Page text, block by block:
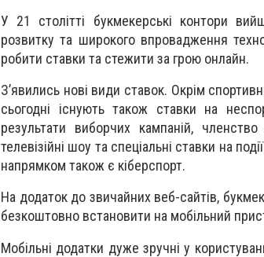
У 21 столітті букмекерські контори
розвитку та широкого впровадження
робити ставки та стежити за грою онлайн.
З’явились нові види ставок. Окрім
сьогодні існують також ставки на
результати виборчих кампаній,
телевізійні шоу та спеціальні ставки на
напрямком також є кіберспорт.
На додаток до звичайних веб-сайтів,
безкоштовно встановити на мобільний
Мобільні додатки дуже зручні у